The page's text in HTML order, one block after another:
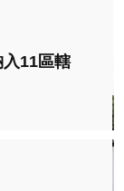
11區轄